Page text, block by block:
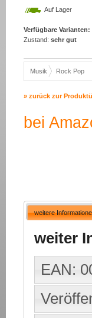
Auf Lager
Verfügbare Varianten:
Zustand: sehr gut
Musik Rock Pop
» zurück zur
bei
weitere
weiter
EAN: